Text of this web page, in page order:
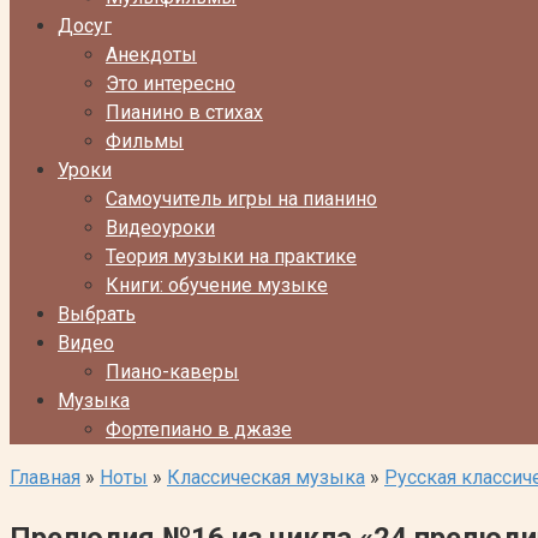
Досуг
Анекдоты
Это интересно
Пианино в стихах
Фильмы
Уроки
Самоучитель игры на пианино
Видеоуроки
Теория музыки на практике
Книги: обучение музыке
Выбрать
Видео
Пиано-каверы
Музыка
Фортепиано в джазе
Главная » Ноты » Классическая музыка » Русская